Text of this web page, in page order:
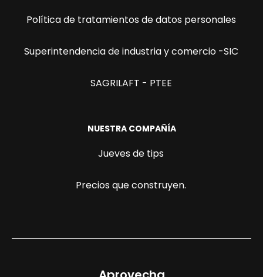
Política de tratamientos de datos personales
Superintendencia de industria y comercio -SIC
SAGRILAFT - PTEE
NUESTRA COMPAÑÍA
Jueves de tips
Precios que construyen.